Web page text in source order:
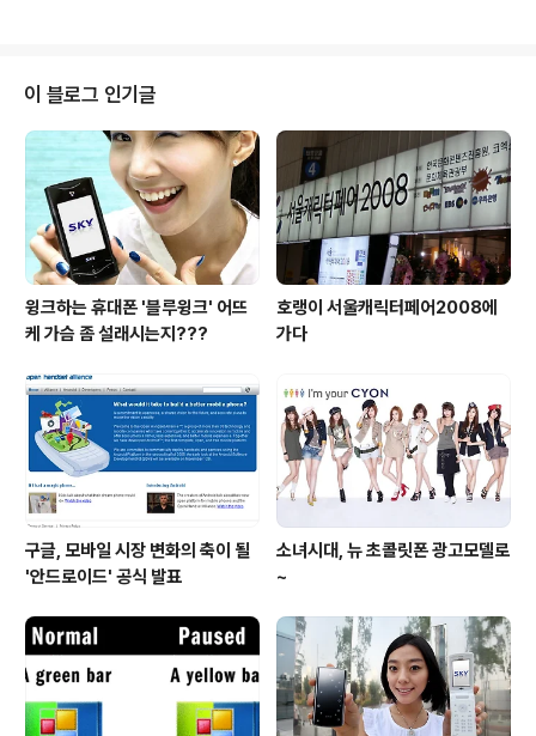
족은 100만원 상당의 여행상품권과 V3 365 클리닉 평생
회원권을 받게 되고요. 아쉽게 2위가 된 1가족과 3위가 된
3가족(2위와 3위 구분이 없는 듯!!!)은 놀이공원 이용권과
V3 365 클리닉 패키지를 받게 됩니다. 참가상 10가족은
V3 365 패키지를 받게 된답니다. 아 아주머니..
이 블로그 인기글
윙크하는 휴대폰 '블루윙크' 어뜨
케 가슴 좀 설래시는지???
호랭이 서울캐릭터페어2008에
가다
구글, 모바일 시장 변화의 축이 될
'안드로이드' 공식 발표
소녀시대, 뉴 초콜릿폰 광고모델로
~